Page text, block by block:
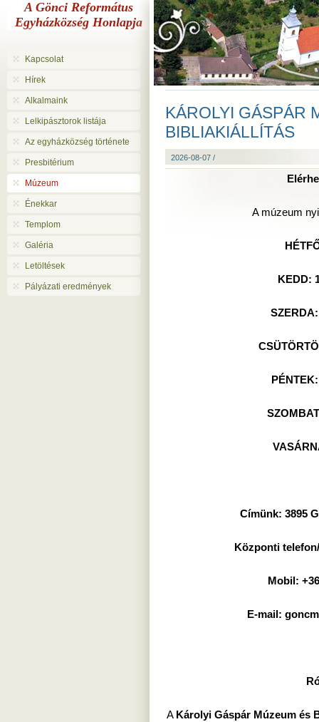
A Gönci Református
Egyházközség Honlapja
Kapcsolat
Hírek
Alkalmaink
Lelkipásztorok listája
Az egyházközség története
Presbitérium
Múzeum
Énekkar
Templom
Galéria
Letöltések
Pályázati eredmények
KÁROLYI GÁSPÁR
BIBLIAKIÁLLÍTÁS
2026-08-07 /
A múzeum
KEDD:
Címünk: 3895
Központi
Mobil:
E-mail:
A Károlyi Gáspár Múzeum és